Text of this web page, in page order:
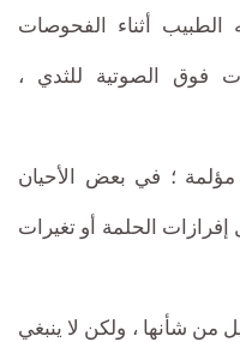
الطبيب أثناء الفحوصات
فوق الصوتية للثدي ،
؛ في بعض الأحيان
الحلمة أو تغيرات
من شأنها ، ولكن لا ينبغي